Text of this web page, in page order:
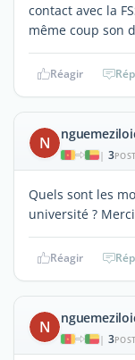
contact avec la
même coup son
Réagir
N
| 3
Quels sont les
université ? Merci
Réagir
N
| 3